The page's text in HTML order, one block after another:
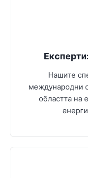
Нашите
международни
областта на